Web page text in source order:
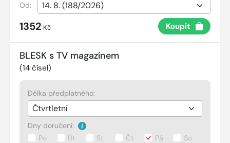
Od:
1352 Kč Koupit
BLESK s TV magazínem
(14 čísel)
Délka předplatného:
Dny doručení:
Po
Út St Čt Pá So